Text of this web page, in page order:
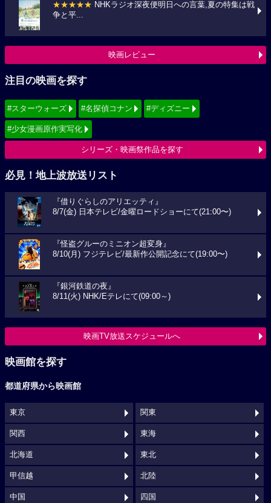
★★★★★ NHKラジオ深夜便明日への言葉,夏の特集は戦
争と平...
映画レビュー
注目の映画を探す
#スターウォーズ #名探偵コナン #ディズニー
#少女漫画原作実写化
シリーズ・映画祭作品を探す
必見！地上波放送リスト
『借りぐらしのアリエッティ』
8/7(金) 日本テレビ/金曜ロードショーにて(21:00〜)
『怪盗グルーのミニオン超変身』
8/10(月) フジテレビ/最新作公開記念にて(19:00〜)
『銀河鉄道の夜』
8/11(火) NHK/Eテレにて(09:00～)
映画TV放送スケジュールへ
映画館を探す
都道府県から映画館
東京 関東
関西 東海
北海道 東北
甲信越 北陸
中国 四国